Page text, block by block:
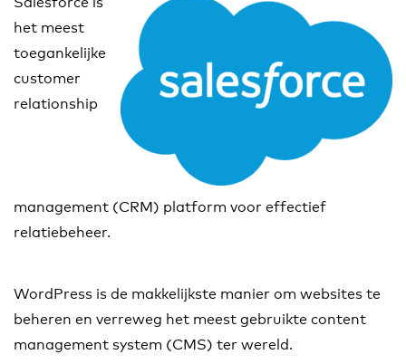
het meest
toegankelijke
customer
relationship
management (CRM) platform voor effectief
relatiebeheer.
WordPress is de makkelijkste manier om websites te
beheren en verreweg het meest gebruikte content
management system (CMS) ter wereld.